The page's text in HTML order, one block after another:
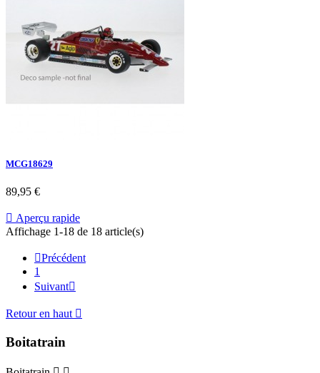
MCG18629
89,95 €
 Aperçu rapide
Affichage 1-18 de 18 article(s)
Précédent
1
Suivant
Retour en haut 
Boitatrain